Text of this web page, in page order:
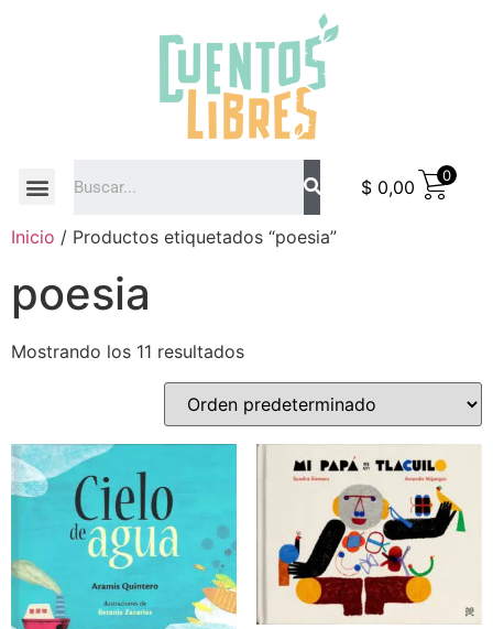
$ 0,00
0
Inicio / Productos etiquetados “poesia”
poesia
Mostrando los 11 resultados